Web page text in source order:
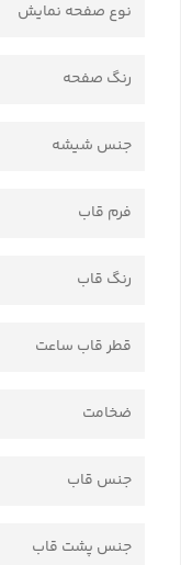
نوع صفحه نمایش
رنگ صفحه
جنس شیشه
فرم قاب
رنگ قاب
قطر قاب ساعت
ضخامت
جنس قاب
جنس پشت قاب